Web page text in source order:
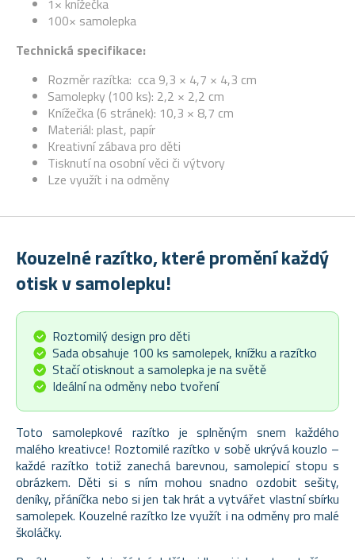
1× knížečka
100× samolepka
Technická specifikace:
Rozměr razítka: cca 9,3 × 4,7 × 4,3 cm
Samolepky (100 ks): 2,2 × 2,2 cm
Knížečka (6 stránek): 10,3 × 8,7 cm
Materiál: plast, papír
Kreativní zábava pro děti
Tisknutí na osobní věci či výtvory
Lze využít i na odměny
Kouzelné razítko, které promění každý
otisk v samolepku!
Roztomilý design pro děti
Sada obsahuje 100 ks samolepek, knížku a razítko
Stačí otisknout a samolepka je na světě
Ideální na odměny nebo tvoření
Toto samolepkové razítko je splněným snem každého
malého kreativce! Roztomilé razítko v sobě ukrývá kouzlo –
každé razítko totiž zanechá barevnou, samolepicí stopu s
obrázkem. Děti si s ním mohou snadno ozdobit sešity,
deníky, přáníčka nebo si jen tak hrát a vytvářet vlastní sbírku
samolepek. Kouzelné razítko lze využít i na odměny pro malé
školáčky.